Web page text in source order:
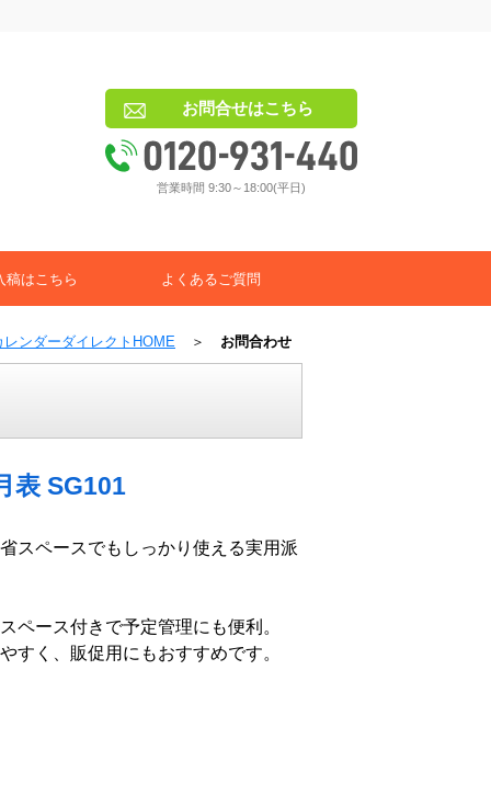
お問合せはこちら
営業時間 9:30～18:00(平日)
稿はこちら よくあるご質問
レンダーダイレクトHOME ＞ お問合わせ
SG101
スペースでもしっかり使える実用派
ペース付きで予定管理にも便利。
すく、販促用にもおすすめです。